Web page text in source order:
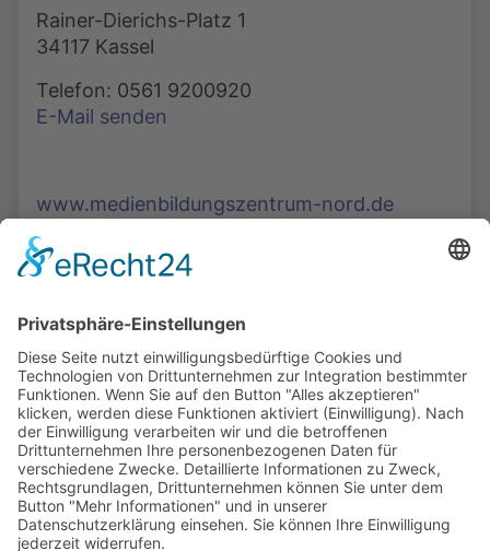
Rainer-Dierichs-Platz 1
34117 Kassel
Telefon: 0561 9200920
E-Mail senden
www.medienbildungszentrum-nord.de
Podcasts, Themen und Informationen.
Entdecken Sie unser Forum für Medien, Bildung
und Demokratie - jederzeit und überall
verfügbar.
Mehr erfahren